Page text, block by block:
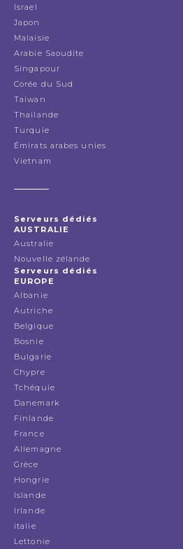
Israel
Japon
Malaisie
Arabie Saoudite
Singapour
Corée du Sud
Taiwan
Thailande
Turquie
Émirats arabes unies
Vietnam
Serveurs dédiés
AUSTRALIE
Australie
Nouvelle zélande
Serveurs dédiés
EUROPE
Albanie
Autriche
Belgique
Bosnie
Bulgarie
Chypre
Tchéquie
Danemark
Finlande
France
Allemagne
Grèce
Hongrie
Islande
Irlande
italie
Lettonie